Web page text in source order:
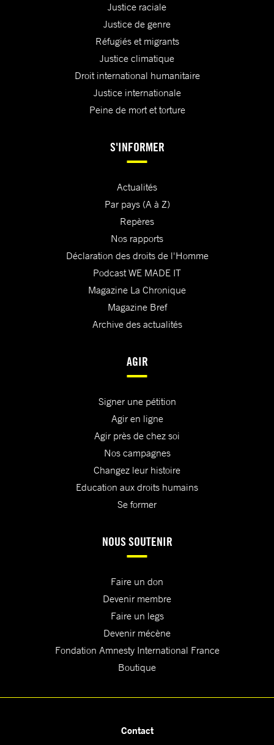
Justice raciale
Justice de genre
Réfugiés et migrants
Justice climatique
Droit international humanitaire
Justice internationale
Peine de mort et torture
S'INFORMER
Actualités
Par pays (A à Z)
Repères
Nos rapports
Déclaration des droits de l'Homme
Podcast WE MADE IT
Magazine La Chronique
Magazine Bref
Archive des actualités
AGIR
Signer une pétition
Agir en ligne
Agir près de chez soi
Nos campagnes
Changez leur histoire
Education aux droits humains
Se former
NOUS SOUTENIR
Faire un don
Devenir membre
Faire un legs
Devenir mécène
Fondation Amnesty International France
Boutique
Contact